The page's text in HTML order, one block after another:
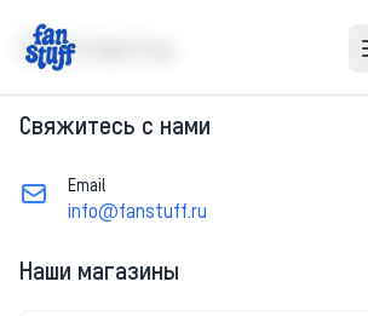
Контакты
Свяжитесь с нами
Email
info@fanstuff.ru
Наши магазины